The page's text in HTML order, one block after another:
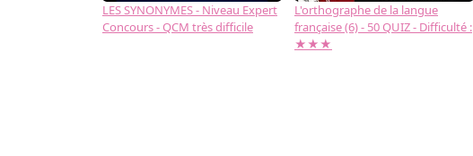
LES SYNONYMES - Niveau Expert
Concours - QCM très difficile
L'orthographe de la langue
française (6) - 50 QUIZ - Difficulté :
★★★